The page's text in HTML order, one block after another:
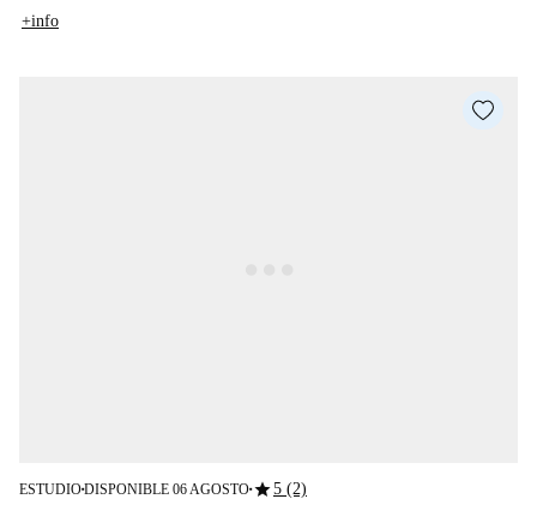
+info
ESTUDIO■DISPONIBLE 06 AGOSTO■star5 (2)